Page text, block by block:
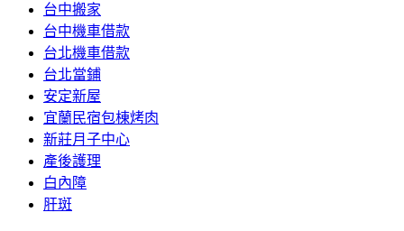
台中搬家
台中機車借款
台北機車借款
台北當鋪
安定新屋
宜蘭民宿包棟烤肉
新莊月子中心
產後護理
白內障
肝斑